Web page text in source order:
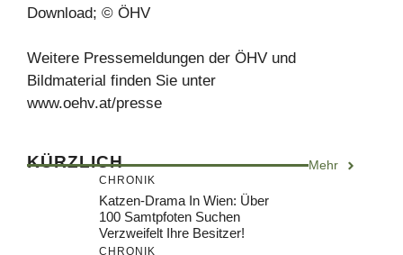
Download; © ÖHV
Weitere Pressemeldungen der ÖHV und
Bildmaterial finden Sie unter
www.oehv.at/presse
KÜRZLICH Mehr
CHRONIK
Katzen-Drama In Wien: Über
100 Samtpfoten Suchen
Verzweifelt Ihre Besitzer!
CHRONIK